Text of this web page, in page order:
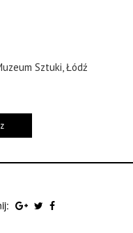
Sztuki, Łódź